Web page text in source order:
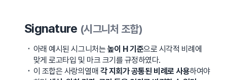
Signature (시그니처 조합)
아래 예시된 시그니처는 높이 H 기준으로 시각적 비례에
맞게 로고타입 및 마크 크기를 규정하였다.
이 조합은 사랑의열매 각 지회가 공통된 비례로 사용하여야